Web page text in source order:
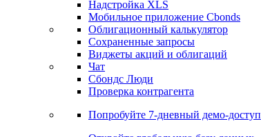
Надстройка XLS
Мобильное приложение Cbonds
Облигационный калькулятор
Сохраненные запросы
Виджеты акций и облигаций
Чат
Сбондс Люди
Проверка контрагента
Попробуйте 7-дневный демо-доступ